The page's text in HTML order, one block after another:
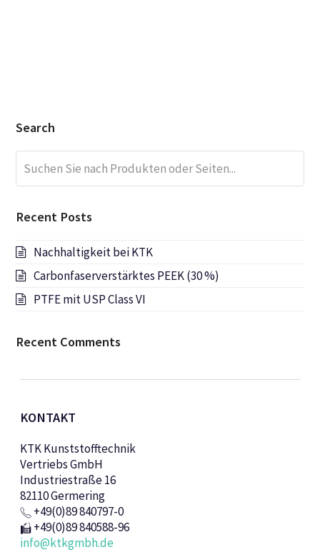
Search
Sie
nach
oder
Recent Posts
Nachhaltigkeit bei KTK
Carbonfaserverstärktes PEEK (30 %)
PTFE mit USP Class VI
Recent Comments
KONTAKT
KTK Kunststofftechnik
Vertriebs GmbH
Industriestraße 16
82110 Germering
+49(0)89 840797-0
+49(0)89 840588-96
info@ktkgmbh.de